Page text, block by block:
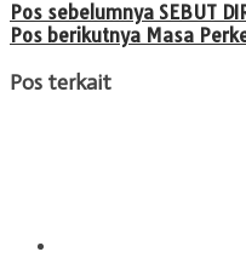
Pos sebelumnya SEBUT
Pos berikutnya Masa
Pos terkait